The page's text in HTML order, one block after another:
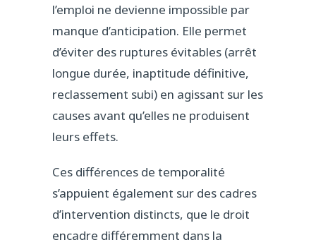
l’emploi ne devienne impossible par
manque d’anticipation. Elle permet
d’éviter des ruptures évitables (arrêt
longue durée, inaptitude définitive,
reclassement subi) en agissant sur les
causes avant qu’elles ne produisent
leurs effets.
Ces différences de temporalité
s’appuient également sur des cadres
d’intervention distincts, que le droit
encadre différemment dans la